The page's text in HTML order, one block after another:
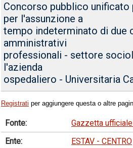
Concorso pubblico
per l'assunzione a
tempo indeterminato di due
amministrativi
professionali - settore
l'azienda
ospedaliero - Universitaria
Registrati per aggiungere questa o altre
Fonte:
Gazzetta
Ente:
ESTAV - CENTRO